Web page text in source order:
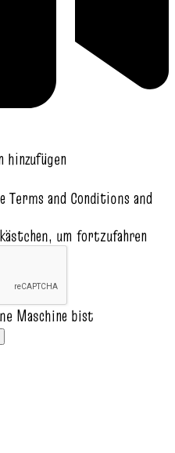
hinzufügen
Terms and Conditions and
um fortzufahren
Maschine bist